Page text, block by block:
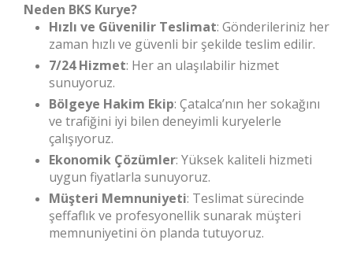
Neden BKS Kurye?
Hızlı ve Güvenilir Teslimat: Gönderileriniz her
zaman hızlı ve güvenli bir şekilde teslim edilir.
7/24 Hizmet: Her an ulaşılabilir hizmet
sunuyoruz.
Bölgeye Hakim Ekip: Çatalca’nın her sokağını
ve trafiğini iyi bilen deneyimli kuryelerle
çalışıyoruz.
Ekonomik Çözümler: Yüksek kaliteli hizmeti
uygun fiyatlarla sunuyoruz.
Müşteri Memnuniyeti: Teslimat sürecinde
şeffaflık ve profesyonellik sunarak müşteri
memnuniyetini ön planda tutuyoruz.